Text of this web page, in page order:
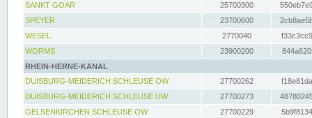
SANKT GOAR
25700300
SPEYER
23700600
WESEL
2770040
WORMS
23900200
RHEIN-HERNE-KANAL
DUISBURG-MEIDERICH SCHLEUSE OW
27700262
DUISBURG-MEIDERICH SCHLEUSE UW
27700273
GELSENKIRCHEN SCHLEUSE OW
27700229